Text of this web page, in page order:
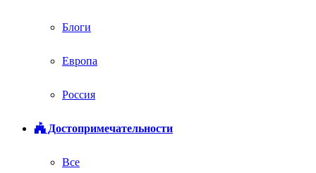
Блоги
Европа
Россия
Достопримечательности
Все